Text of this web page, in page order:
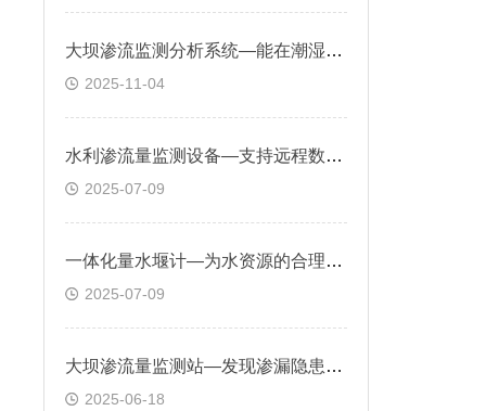
大坝渗流监测分析系统—能在潮湿恶劣环境中稳定运行，助力提前发现渗漏隐患
2025-11-04
水利渗流量监测设备—支持远程数据传输与报警功能，可及时发现渗流异常
2025-07-09
一体化量水堰计—为水资源的合理分配与利用提供数据，提高水资源管理效率
2025-07-09
大坝渗流量监测站—发现渗漏隐患，避免结构破坏或溃坝风险，保障大坝安全
2025-06-18